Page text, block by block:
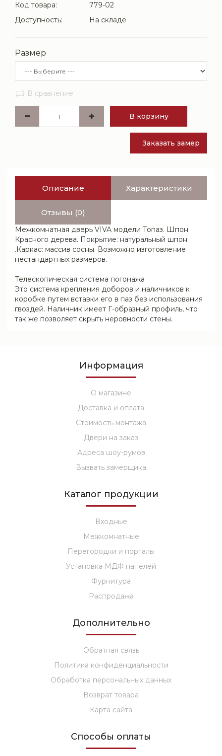
Код товара:
779-02
Доступность:
На складе
Размер
В сравнение
В корзину
Заказать замер
Описание Характеристики
Отзывы (0)
Межкомнатная дверь VIVA модели Топаз. Шпон
Красного дерева. Покрытие: натуральный шпон
.Каркас: массив сосны. Возможно изготовление
нестандартных размеров.
Телескопическая система погонажа
Это система крепления доборов и наличников к
коробке путем вставки его в паз без использования
гвоздей. Наличник имеет Г-образный профиль, что
так же позволяет скрыть неровности стены.
Информация
О магазине
Доставка и оплата
Стоимость монтажа
Двери на заказ
Адреса шоу-румов
Вызвать замерщика
Каталог продукции
Входные
Межкомнатные
Перегородки и порталы
Установка МДФ панелей
Фурнитура
Распродажа
Дополнительно
Обратная связь
Политика конфиденциальности
Обработка персональных данных
Возврат товара
Карта сайта
Способы оплаты